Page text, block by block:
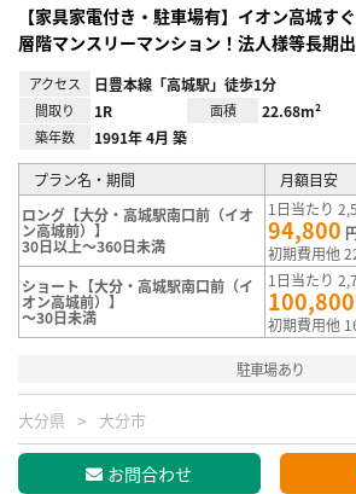
【家具家電付き・駐車場有】イオン高城す
層階マンスリーマンション！法人様等長期
アクセス 日豊本線「高城駅」徒歩1分
間取り 1R 面積 22.68m²
築年数 1991年 4月 築
プラン名・期間
月額目安
ロング【大分・高城駅南口前（イオ
ン高城前）】
30日以上～360日未満
1日当たり
94,800
初期費用他
ショート【大分・高城駅南口前（イ
オン高城前）】
～30日未満
1日当たり
100,800
初期費用他
駐車場あり
大分県 大分市
お問合わせ